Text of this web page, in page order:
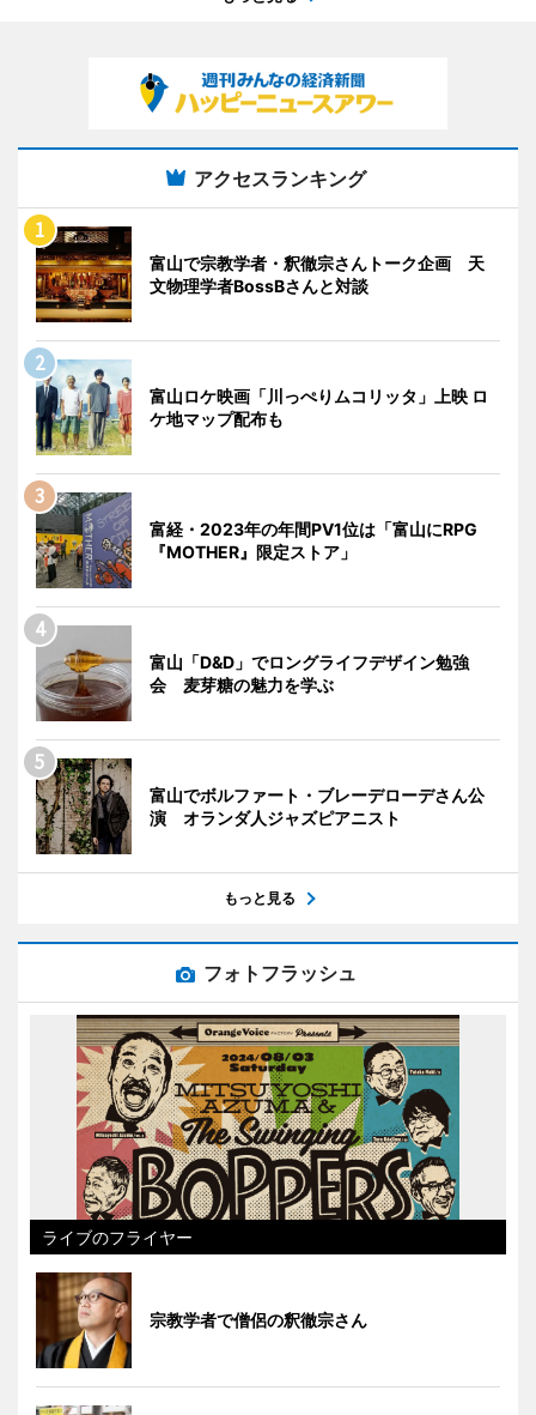
アクセスランキング
富山で宗教学者・釈徹宗さんトーク企画 天
文物理学者BossBさんと対談
富山ロケ映画「川っぺりムコリッタ」上映 ロ
ケ地マップ配布も
富経・2023年の年間PV1位は「富山にRPG
『MOTHER』限定ストア」
富山「D&D」でロングライフデザイン勉強
会 麦芽糖の魅力を学ぶ
富山でボルファート・ブレーデローデさん公
演 オランダ人ジャズピアニスト
もっと見る
フォトフラッシュ
ライブのフライヤー
宗教学者で僧侶の釈徹宗さん